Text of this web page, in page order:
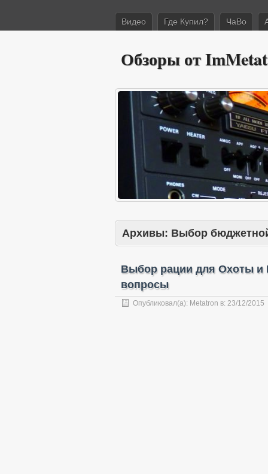
Видео Где Купил? ЧаВо
Обзоры от
Архивы: Выбор
Выбор рации для Охоты и
вопросы
Опубликовал(а): Metatron в: 23/12/2015